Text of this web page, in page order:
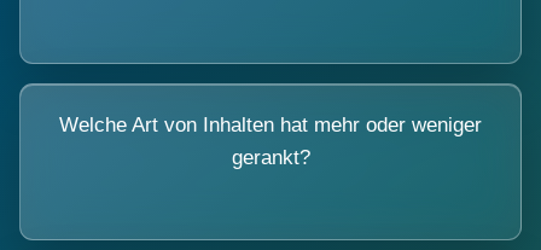
Welche Art von Inhalten hat mehr oder weniger
gerankt?